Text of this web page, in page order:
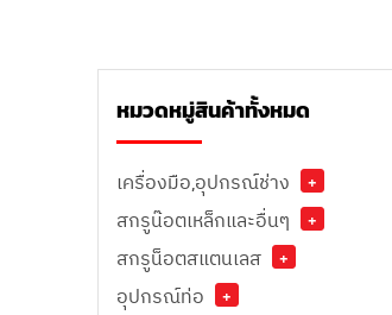
หมวดหมู่สินค้าทั้งหมด
เครื่องมือ,อุปกรณ์ช่าง
+
สกรูน๊อตเหล็กและอื่นๆ
+
สกรูน็อตสแตนเลส
+
อุปกรณ์ท่อ
+